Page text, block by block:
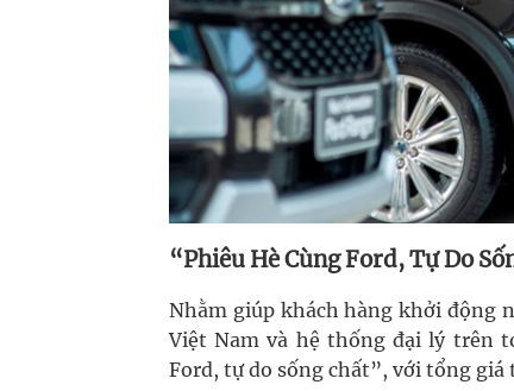
“Phiêu Hè Cùng Ford, Tự Do
Nhằm giúp khách hàng khởi động
Việt Nam và hệ thống đại lý trên
Ford, tự do sống chất”, với tổng